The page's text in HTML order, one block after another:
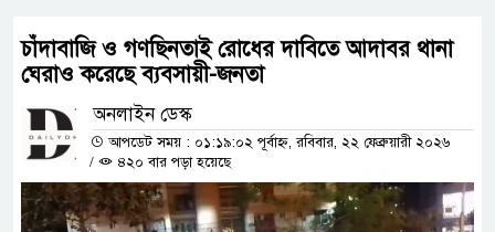
চাঁদাবাজি ও গণছিনতাই রোধের দাবিতে আদাবর থানা
ঘেরাও করেছে ব্যবসায়ী-জনতা
অনলাইন ডেস্ক
আপডেট সময় : ০১:১৯:০২ পূর্বাহ্ন, রবিবার, ২২ ফেব্রুয়ারী ২০২৬
/
৪২০ বার পড়া হয়েছে